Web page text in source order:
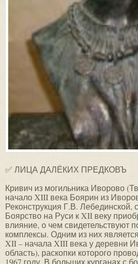
✅ ЛИЦА ДАЛЁКИХ ПРЕДКОВЪ
Кривич из могильника Иворово (Тверская область). XII – начало XIII века Боярин из Иворово. XII-XIII вв. Реконструкция Г.В. Лебединской, создана в 1971 году. Боярство на Руси к XII веку приобрело большое влияние, о чем свидетельствуют погребальные комплексы. Одним из них является курганный могильник XII – начала XIII века у деревни Иворово (Тверская область), раскопки которого проводились археологами в 1967 году. В больших курганах с богатым и разнообразным инвентарем похоронены, вероятно, бояре. В малых курганах без погребального инвентаря захоронена боярская челядь и холопы. Внешний облик кривичского боярина восстановлен на основе изучения костных останков в одном из самых богатых захоронений Иворовского могильника. Курган имел диаметр 16 м и высоту 3 м, вокруг его основания шла кольцевая кладка из валунов. В центре кургана находился белокаменный саркофаг, засыпанный землей. Для курганных могильников каменный саркофаг – явление уникальное, указывающее на высокое общественное положение умершего. И сам саркофаг, и накрывавшая его двускатная крышка были высечены из отдельных известняковых монолитов. Погребенный был пожилым мужчиной возрастом около 60 лет. Он лежал на спине, головой на запад. По антропологическому типу он типичный славянин с высоким и среднешироким лицом. На подбородке сохранилась небольшая русая борода. У левого бедра с внутренней стороны были обнаружены истлевшие остатки кожаного кошеля или кисета. Кости ног от колен до конца ступней были покрыты тленом, являвшимся, по-видимому, остатками кожаной обуви типа сапог. Кривич из могильника Нефедьево (Вологодская область). XI-XII век Реконструкция Т.С. Балуевой, создана в 1990 году. Могильник Нефедьево находится на Волоке Славенском, к востоку от Белого озера (Вологодская область) в окружении трех средневековых поселений. Он использовался для захоронений в течение 150-200 лет, с первой половины XI до начала XIII века. Это самый крупный из исследованных средневековых могильников Русского Севера: здесь найдено более ста погребений. Хоронили умерших на спине, головой на восток. Для мужских погребений характерно присутствие в могиле орудий труда и оружия – топора, наконечников стрел, костяных обоймиц, шильев, изредка встречаются украшения – поясные пряжки, пуговицы-бусины, перстни. В женских погребениях найдены только ножи и пряслица, но зато имеются многочисленные украшения – бронзовые и серебряные перстни, височные кольца, стеклянные бусы. Основу женского убора составляют славянские украшения, но некоторые элементы костюма финского происхождения. В центре площадки могильника Нефедьево, на вершине холма, находилось парное захоронение мужчины и женщины, выделяющееся богатством инвентаря и сложностью обряда. Оно датируется концом XI – началом XII века. Скульптурная реконструкция выполнена по черепу мужчины возрастом 35-40 лет из этого погребения. Кривич из могильника Никольское (Вологодская область). XI век Реконструкция Т.С. Балуевой, создана в 1989 году. Могильник Никольское (Вологодская область) находится в низовьях реки Кемы, впадающей в Белое озеро. Здесь в XI веке были поселения, основанные переселенцами с запада. В 1981-85 годах было раскопано 32 кургана. В большинстве погребений были обнаружены гвозди от гробов, бытовые вещи, орудия труда и посуда. Также существовал обычай класть вместе с умершими монеты. Здесь найдены западноевропейские динарии, по которым удалось точно установить время погребений – с 40-х по 70-е годы XI века. Все погребения ориентированы головой на запад. Обычный набор инвентаря в мужском погребении включал нож, топор, одну или несколько монет, иногда гребень или керамический сосуд. Половина мужчин похоронена с оружием – атрибутом профессиональных воинов. Из 18 найденных топоров 9 – боевые, а в одном из курганов найден даже меч, что в погребениях того времени встречается сравнительно редко. Набор предметов в женских погребениях включал ножи, гребни, монеты, керамические сосуды, украшения в виде височных колец, ожерелий из бус с подвесками, браслетов и перстней, застежки-фибулы. Женские украшения типичные восточнославянские, а погребальный обряд полностью соответствует древнерусской традиции. Влияние местной финно-угорской культуры проявляется лишь в отдельных ювелирных изделиях, сопровождавших детские погребения. По-видимому поселение, контролировавшее водный торговый путь, было основано славянскими колонистами, прибывшими вместе с семьями. Никаких смешанных браков в этом случае не наблюдалось. По антропологическому типу все похороненные – типичные восточно-европейцы с длинным черепом, сильно профилированным высоким и среднешироким лицом и средне выступающим носом. Целый ряд признаков, отмеченных у жителей этого поселения, встречается у дреговичей и радимичей, но особенно характерен для смоленских кривичей. Скульптурная реконструкция выполнена по черепу молодого мужчины возрастом 20-25 лет. Кривич из кургана № 7 в Одинцово III (Московская область). XII век Группы курганов из Одинцова выделяются среди других курганных могильников Подмосковья и представляют особый интерес. В большинстве московские курганные группы оставлены малодворными деревнями и потому обычно невелики: пять – тридцать насыпей. Одинцовский же – наибольший из курганных могильников Подмосковья – значительно превосходит по количеству насыпей все другие памятники: до раскопок здесь насчитывалось 248 курганов. Курганы расположены в старом густом Подушкинском лесу, на берегах речки Самынки, притока р. Москвы, близ г. Одинцово. При раскопках кургана № 7 в группе Одинцово III, датированной по комплексу керамики и вещей XII в., в 1958 г. было вскрыто мужское погребение, совершенное на уровне горизонта. Костяк – длиной около 190 см – лежал вытянуто на спине и был ориентирован головой на запад. Долихокранныйовоидной формы череп принадлежал мужчине зрелого возраста (по определению М.М. Герасимова, около 40 лет). По одинцовскому черепу М.М. Герасимов восстановил портрет немолодого мужественного человека. У него прямо посаженная голова, узкое